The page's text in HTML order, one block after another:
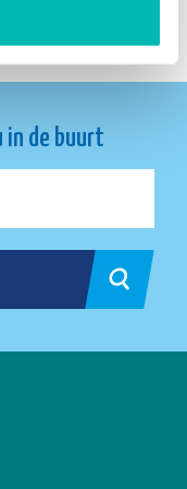
in de buurt